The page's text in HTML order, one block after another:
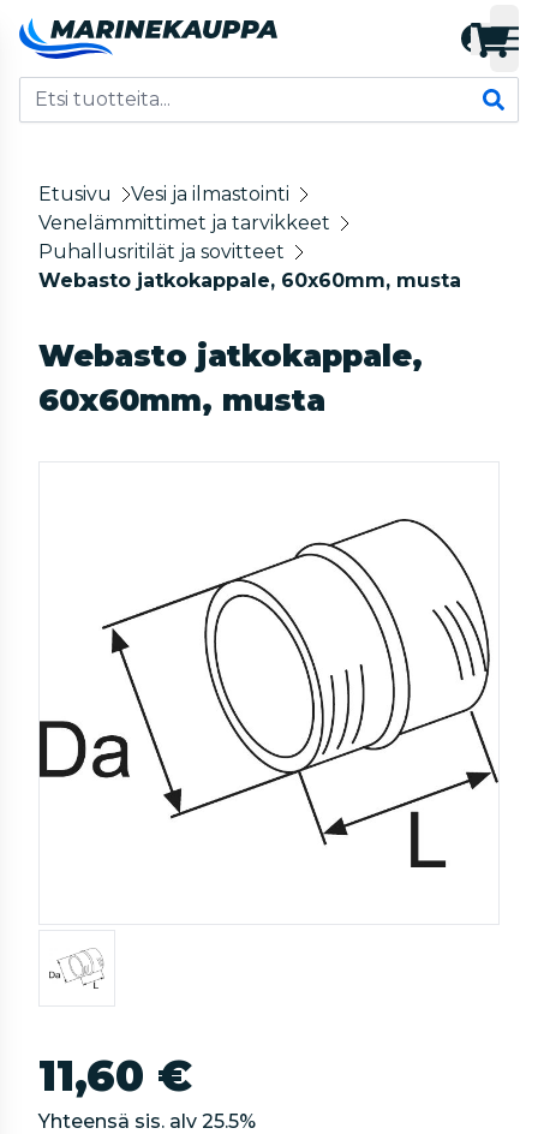
Etusivu
Vesi ja ilmastointi
Venelämmittimet ja tarvikkeet
Puhallusritilät ja sovitteet
Webasto jatkokappale, 60x60mm, musta
Webasto jatkokappale,
60x60mm, musta
11,60 €
Yhteensä sis. alv 25.5%